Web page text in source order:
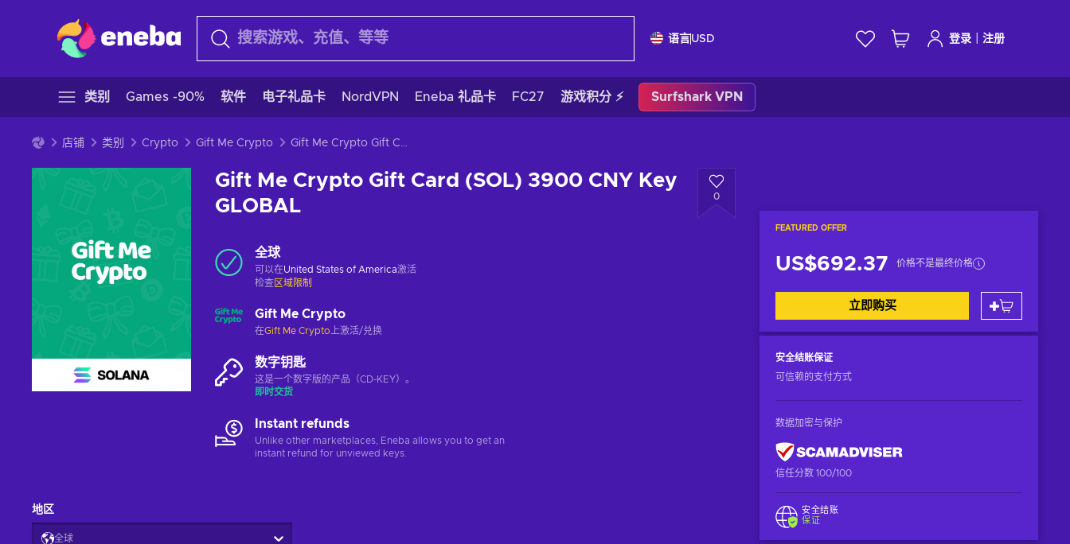
语言USD 登录 注册
类别 Games -90% 软件 电子礼品卡 NordVPN Eneba 礼品卡 FC27 游戏积分 ⚡ Surfshark VPN
店铺 类别 Crypto Gift Me Crypto Gift Me Crypto Gift Card (SOL) 3900 CNY Key GLOBAL
Gift Me Crypto Gift Card (SOL) 3900 CNY Key
GLOBAL
0
FEATURED OFFER
US$692.37 价格不是最终价格
立即购买
安全结账保证
可信赖的支付方式
数据加密与保护
信任分数 100/100
安全结账
保证
全球
可以在United States of America激活
检查 区域限制
Gift Me Crypto
在Gift Me Crypto 上激活/兑换
数字钥匙
这是一个数字版的产品（CD-KEY）。
即时交货
Instant refunds
Unlike other marketplaces, Eneba allows you to get an
instant refund for unviewed keys.
地区
全球